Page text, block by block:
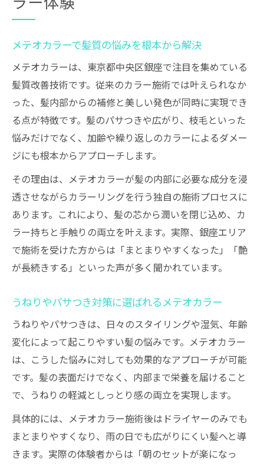
メテオカラーで髪質の悩みを根本から解決
メテオカラーは、東京都中央区銀座で注目を集めている
髪質改善技術です。従来のカラー施術では叶えられなか
った、髪内部からの補修と美しい発色が同時に実現でき
る点が特徴です。髪のパサつきや広がり、枝毛といった
悩みだけでなく、加齢や繰り返しのカラーによるダメー
ジにも根本からアプローチします。
その理由は、メテオカラーが髪の内部に必要な成分を浸
透させながらカラーリングを行う独自の施術プロセスに
あります。これにより、髪の芯から潤いを閉じ込め、カ
ラー持ちと手触りの両立を叶えます。実際、銀座エリア
で施術を受けた方からは「まとまりやすくなった」「艶
が長続きする」といった声が多く聞かれています。
うねりやパサつき対策に選ばれるメテオカラー
うねりやパサつきは、日々のスタイリングや湿気、年齢
変化によって起こりやすい髪の悩みです。メテオカラー
は、こうした悩みに対しても効果的なアプローチが可能
です。髪の表面だけでなく、内部まで栄養を届けること
で、うねりの軽減としっとり感の両立を実現します。
具体的には、メテオカラー施術後はドライヤーのみでも
まとまりやすくなり、雨の日でも広がりにくい髪へと導
きます。実際の体験者からは「朝のセットが楽になっ